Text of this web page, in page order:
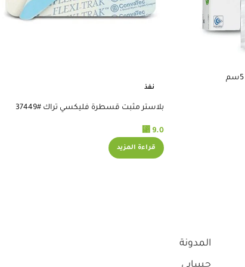
نفذ
بلاستر مثبت قسطرة فليكسي تراك #37449
⃁ 9.0
قراءة المزيد
المدونة